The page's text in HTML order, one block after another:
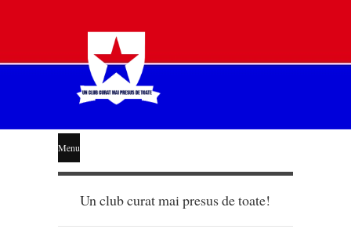
STEAUA
LIBERĂ
Menu
Un club curat mai presus de toate!